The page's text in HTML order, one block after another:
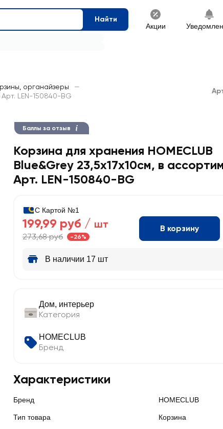
Найти
Акции
органайзеры
—
LEN-150840-BG
Баллы за отзыв
Корзина для хранения HOMECLUB
Blue&Grey 23,5x17x10см, в
Арт. LEN-150840-BG
С Картой №1
199,99 руб / шт
273,68 руб -26%
В корзину
В наличии 17 шт
Дом, интерьер
Категория
HOMECLUB
Бренд
Характеристики
Бренд HOMECLUB
Тип товара Корзина